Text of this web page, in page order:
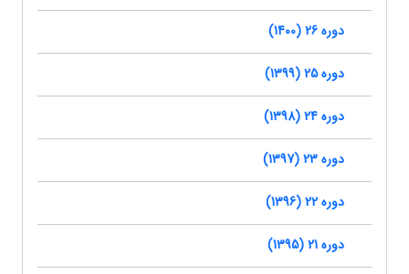
دوره 26 (1400)
دوره 25 (1399)
دوره 24 (1398)
دوره 23 (1397)
دوره 22 (1396)
دوره 21 (1395)